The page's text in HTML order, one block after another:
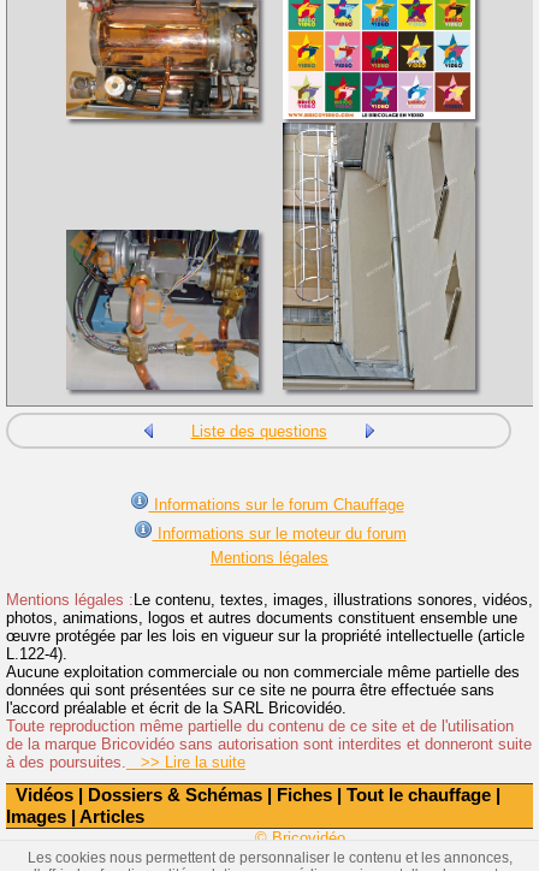
Vidéos | Dossiers & Schémas | Fiches | Tout le chauffage |
Images | Articles
Liste des questions
Informations sur le forum Chauffage
Informations sur le moteur du forum
Mentions légales
Mentions légales :Le contenu, textes, images, illustrations sonores, vidéos,
photos, animations, logos et autres documents constituent ensemble une
œuvre protégée par les lois en vigueur sur la propriété intellectuelle (article
L.122-4).
Aucune exploitation commerciale ou non commerciale même partielle des
données qui sont présentées sur ce site ne pourra être effectuée sans
l'accord préalable et écrit de la SARL Bricovidéo.
Toute reproduction même partielle du contenu de ce site et de l'utilisation
de la marque Bricovidéo sans autorisation sont interdites et donneront suite
à des poursuites.
>> Lire la suite
© Bricovidéo
Les cookies nous permettent de personnaliser le contenu et les annonces,